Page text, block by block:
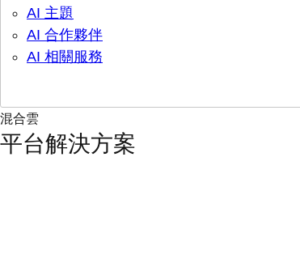
AI 主題
AI 合作夥伴
AI 相關服務
混合雲
平台解決方案